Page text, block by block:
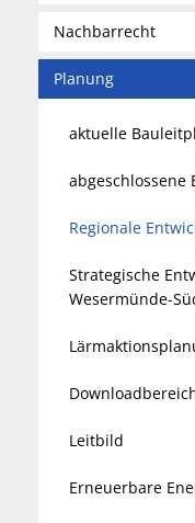
Nachbarrecht
Planung
aktuelle
abgeschlossene
Regionale
Strategische
Wesermünde-
Leitbild
Erneuerbare